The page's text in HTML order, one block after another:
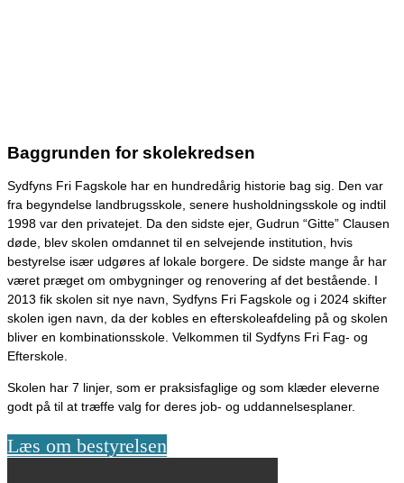
Baggrunden for skolekredsen
Sydfyns Fri Fagskole har en hundredårig historie bag sig. Den var
fra begyndelse landbrugsskole, senere husholdningsskole og indtil
1998 var den privatejet. Da den sidste ejer, Gudrun “Gitte” Clausen
døde, blev skolen omdannet til en selvejende institution, hvis
bestyrelse især udgøres af lokale borgere. De sidste mange år har
været præget om ombygninger og renovering af det bestående. I
2013 fik skolen sit nye navn, Sydfyns Fri Fagskole og i 2024 skifter
skolen igen navn, da der kobles en efterskoleafdeling på og skolen
bliver en kombinationsskole. Velkommen til Sydfyns Fri Fag- og
Efterskole.
Skolen har 7 linjer, som er praksisfaglige og som klæder eleverne
godt på til at træffe valg for deres job- og uddannelsesplaner.
Læs om bestyrelsen